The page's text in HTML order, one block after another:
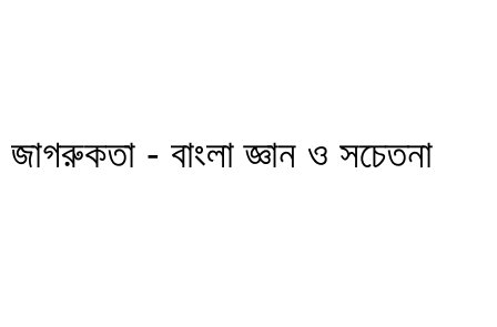
জাগরুকতা - বাংলা জ্ঞান ও সচেতনা